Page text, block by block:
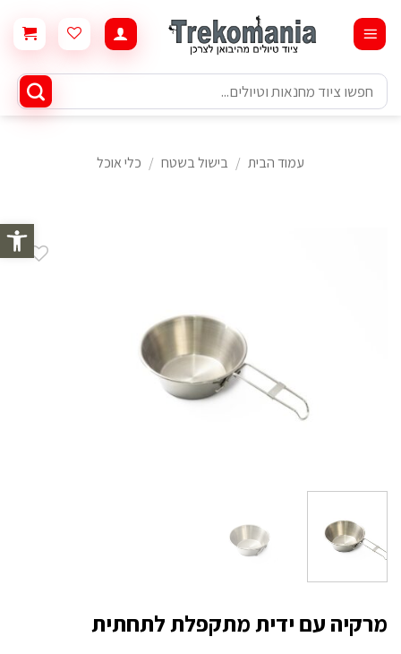
פתח
content
חיפוש
עבור:
עמוד הבית / בישול בשטח / כלי אוכל
מרקיה עם ידית מתקפלת לתחתית